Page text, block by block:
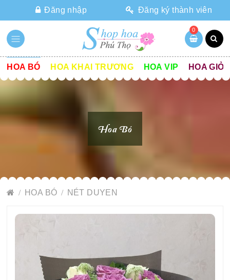
Đăng nhập Đăng ký thành viên
0
HOA BÓ HOA KHAI TRƯƠNG HOA VIP HOA GIỎ
Hoa Bó
HOA BÓ NÉT DUYEN